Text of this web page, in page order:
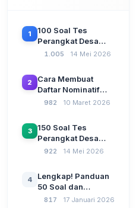
1
100 Soal Tes
Perangkat Desa
Terbaru 2026
CAT Berbasis UU
Desa No. 3 Tahun
2024
1.005 14 Mei 2026
2
Cara Membuat
Daftar Nominatif
Siltap di Aplikasi
SPP Pencairan
Dana Desa
982 10 Maret 2026
3
150 Soal Tes
Perangkat Desa
2026: Administrasi
Kebangsaan, dan
Komputer Beserta
Jawaban Paling
922 14 Mei 2026
4
Lengkap! Panduan
50 Soal dan
Jawaban Tes
817 17 Januari 2026